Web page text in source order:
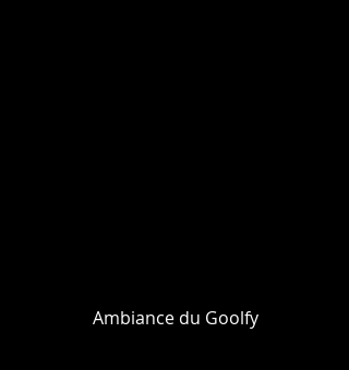
Ambiance du Goolfy